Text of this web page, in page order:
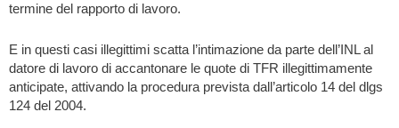
termine del rapporto di lavoro.
E in questi casi illegittimi scatta l’intimazione da parte dell’INL al
datore di lavoro di accantonare le quote di TFR illegittimamente
anticipate, attivando la procedura prevista dall’articolo 14 del dlgs
124 del 2004.